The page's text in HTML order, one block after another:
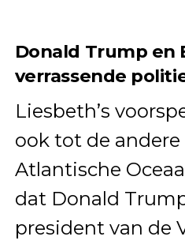
Donald Trump en
verrassende
Liesbeth’s
ook tot de
Atlantische
dat Donald
president van de